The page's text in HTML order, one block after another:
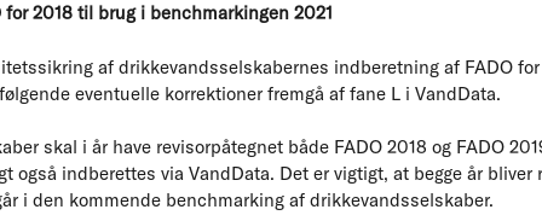
2018 til brug i benchmarkingen 2021
af drikkevandsselskabernes indberetning af FADO
eventuelle korrektioner fremgå af fane L i VandData.
skal i år have revisorpåtegnet både FADO 2018 og FADO
også indberettes via VandData. Det er vigtigt, at begge år bliver
i den kommende benchmarking af drikkevandsselskaber.